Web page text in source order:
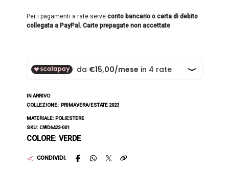
Per i pagamenti a rate serveconto bancario o carta di debito
collegata a PayPal. Carte prepagate non accettate.
IN ARRIVO
COLLEZIONE: PRIMAVERA/ESTATE 2023
MATERIALE: POLIESTERE
SKU: CWD6423-001
COLORE: VERDE
CONDIVIDI: